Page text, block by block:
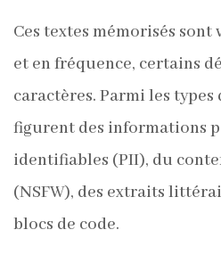
Ces textes mémorisés
et en fréquence, certains
caractères. Parmi les
figurent des informations
identifiables (PII), du
(NSFW), des extraits
blocs de code.